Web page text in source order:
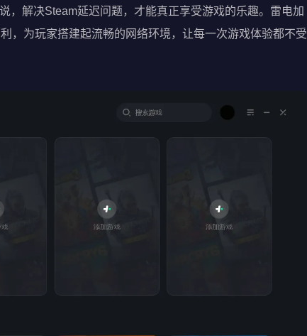
，解决Steam延迟问题，才能真正享受游戏的乐趣。雷电加
，为玩家搭建起流畅的网络环境，让每一次游戏体验都不受